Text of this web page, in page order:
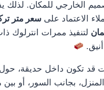
الخارجي للمكان. لذلك
الاعتماد على سعر متر
لتنفيذ ممرات انترلوك
قد تكون داخل حديقة، حول
بجانب السور، أو